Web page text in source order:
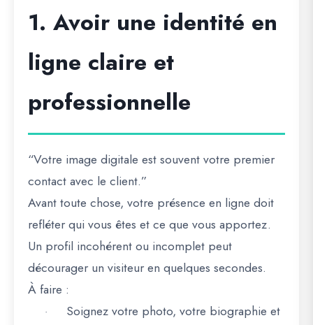
1. Avoir une identité en
ligne claire et
professionnelle
“Votre image digitale est souvent votre premier
contact avec le client.”
Avant toute chose, votre présence en ligne doit
refléterqui vous êtes etce que vous apportez.
Un profil incohérent ou incomplet peut
décourager un visiteur en quelques secondes.
À faire :
·
Soignez votre photo, votre biographie et